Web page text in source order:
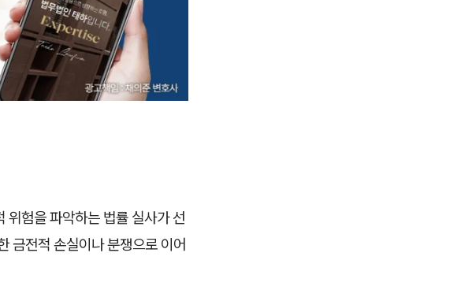
위험을 파악하는 법률 실사가 선
금전적 손실이나 분쟁으로 이어